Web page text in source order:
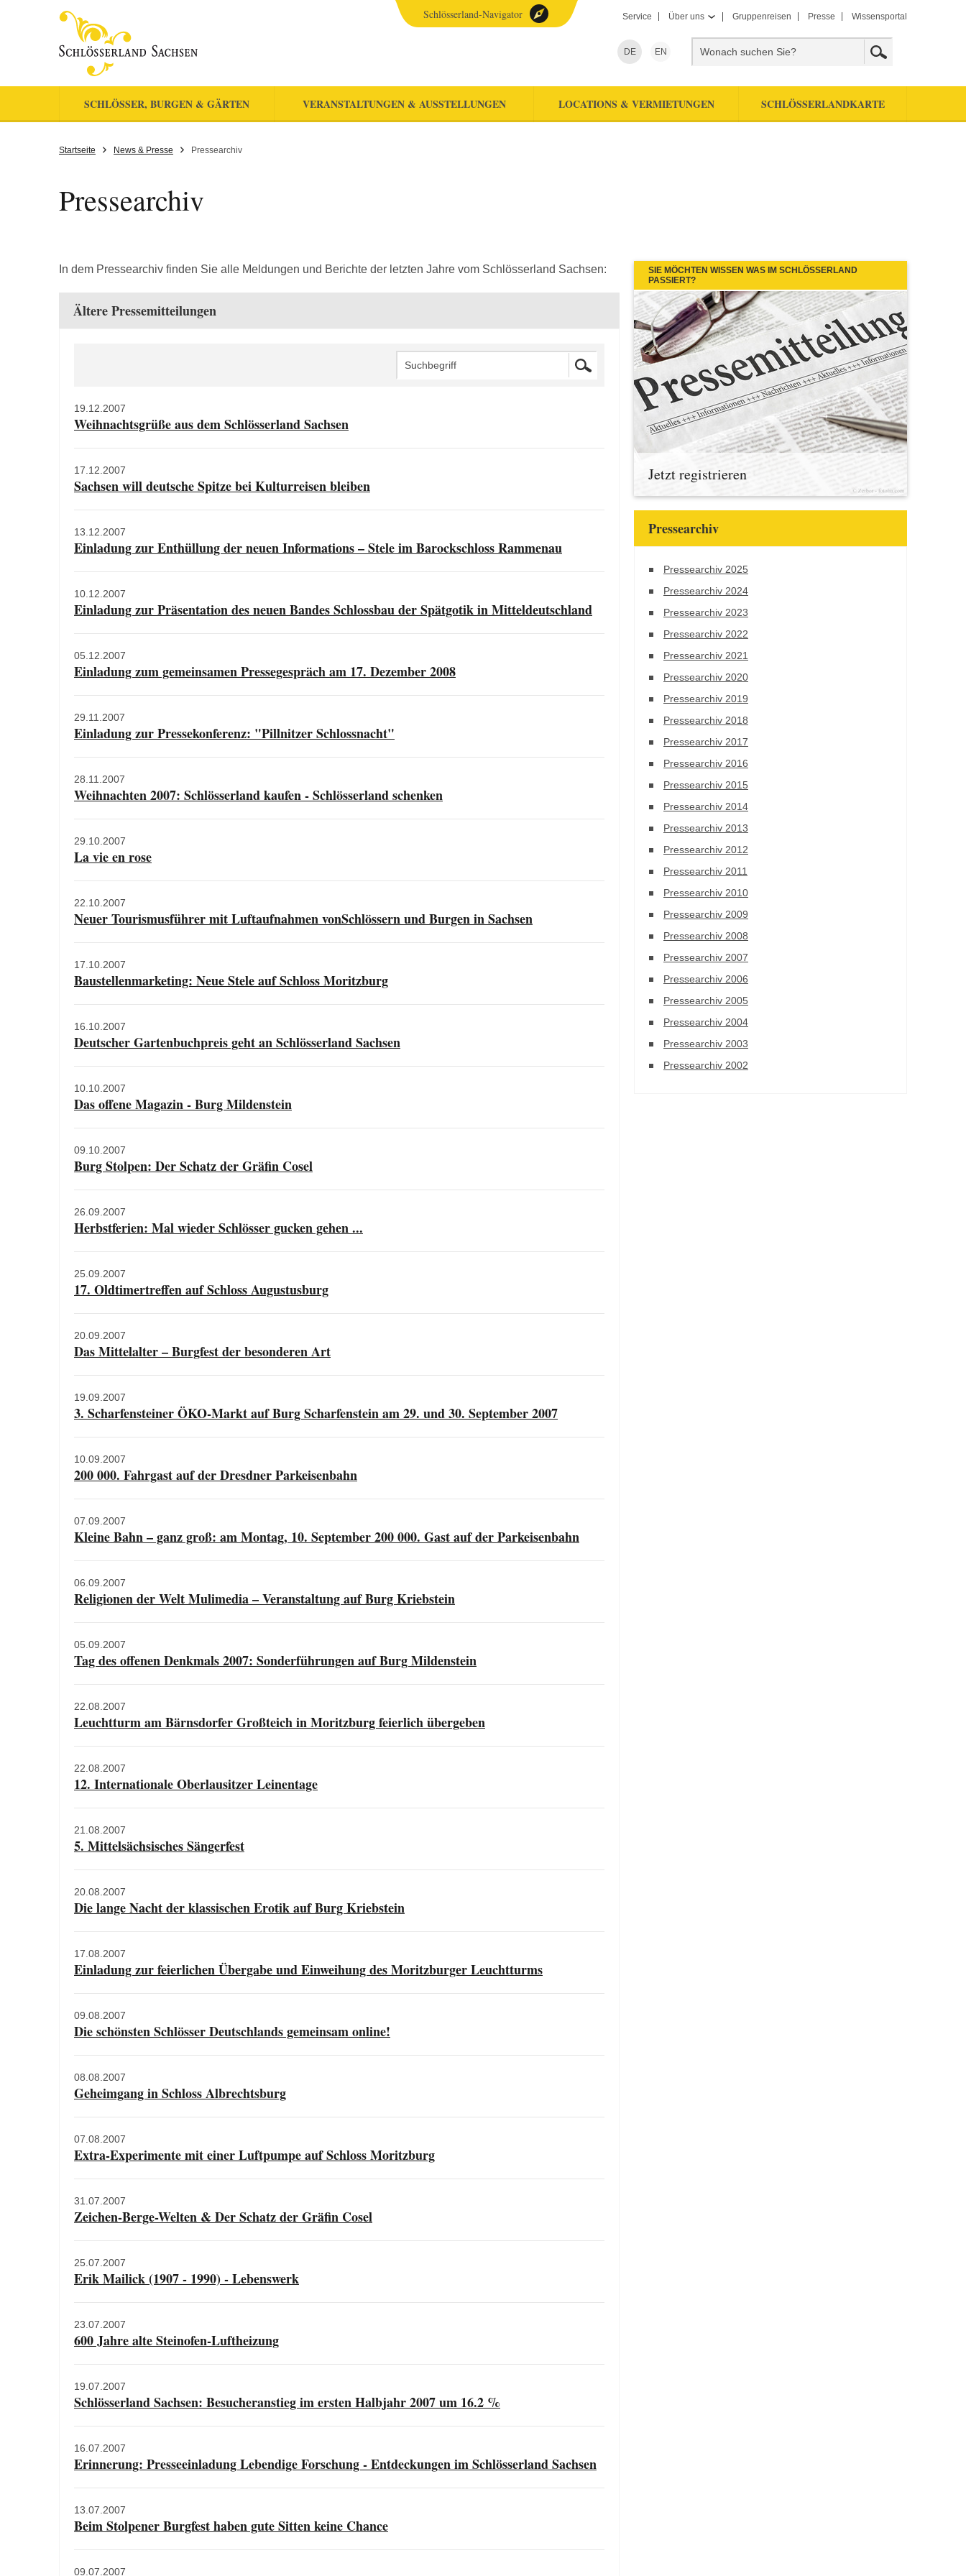
Service Über uns Gruppenreisen Presse Wissensportal
DE EN
SCHLÖSSER, BURGEN & GÄRTEN VERANSTALTUNGEN & AUSSTELLUNGEN LOCATIONS & VERMIETUNGEN SCHLÖSSERLANDKARTE
Schlösserland-Navigator
Startseite News & Presse Pressearchiv
Pressearchiv
In dem Pressearchiv finden Sie alle Meldungen und Berichte der letzten Jahre vom Schlösserland Sachsen:
Ältere Pressemitteilungen
19.12.2007
Weihnachtsgrüße aus dem Schlösserland Sachsen
17.12.2007
Sachsen will deutsche Spitze bei Kulturreisen bleiben
13.12.2007
Einladung zur Enthüllung der neuen Informations – Stele im Barockschloss Rammenau
10.12.2007
Einladung zur Präsentation des neuen Bandes Schlossbau der Spätgotik in Mitteldeutschland
05.12.2007
Einladung zum gemeinsamen Pressegespräch am 17. Dezember 2008
29.11.2007
Einladung zur Pressekonferenz: "Pillnitzer Schlossnacht"
28.11.2007
Weihnachten 2007: Schlösserland kaufen - Schlösserland schenken
29.10.2007
La vie en rose
22.10.2007
Neuer Tourismusführer mit Luftaufnahmen vonSchlössern und Burgen in Sachsen
17.10.2007
Baustellenmarketing: Neue Stele auf Schloss Moritzburg
16.10.2007
Deutscher Gartenbuchpreis geht an Schlösserland Sachsen
10.10.2007
Das offene Magazin - Burg Mildenstein
09.10.2007
Burg Stolpen: Der Schatz der Gräfin Cosel
26.09.2007
Herbstferien: Mal wieder Schlösser gucken gehen ...
25.09.2007
17. Oldtimertreffen auf Schloss Augustusburg
20.09.2007
Das Mittelalter – Burgfest der besonderen Art
19.09.2007
3. Scharfensteiner ÖKO-Markt auf Burg Scharfenstein am 29. und 30. September 2007
10.09.2007
200 000. Fahrgast auf der Dresdner Parkeisenbahn
07.09.2007
Kleine Bahn – ganz groß: am Montag, 10. September 200 000. Gast auf der Parkeisenbahn
06.09.2007
Religionen der Welt Mulimedia – Veranstaltung auf Burg Kriebstein
05.09.2007
Tag des offenen Denkmals 2007: Sonderführungen auf Burg Mildenstein
22.08.2007
Leuchtturm am Bärnsdorfer Großteich in Moritzburg feierlich übergeben
22.08.2007
12. Internationale Oberlausitzer Leinentage
21.08.2007
5. Mittelsächsisches Sängerfest
20.08.2007
Die lange Nacht der klassischen Erotik auf Burg Kriebstein
17.08.2007
Einladung zur feierlichen Übergabe und Einweihung des Moritzburger Leuchtturms
09.08.2007
Die schönsten Schlösser Deutschlands gemeinsam online!
08.08.2007
Geheimgang in Schloss Albrechtsburg
07.08.2007
Extra-Experimente mit einer Luftpumpe auf Schloss Moritzburg
31.07.2007
Zeichen-Berge-Welten & Der Schatz der Gräfin Cosel
25.07.2007
Erik Mailick (1907 - 1990) - Lebenswerk
23.07.2007
600 Jahre alte Steinofen-Luftheizung
19.07.2007
Schlösserland Sachsen: Besucheranstieg im ersten Halbjahr 2007 um 16.2 %
16.07.2007
Erinnerung: Presseeinladung Lebendige Forschung - Entdeckungen im Schlösserland Sachsen
13.07.2007
Beim Stolpener Burgfest haben gute Sitten keine Chance
09.07.2007
SIE MÖCHTEN WISSEN WAS IM SCHLÖSSERLAND
PASSIERT?
Jetzt registrieren
Pressearchiv
Pressearchiv 2025
Pressearchiv 2024
Pressearchiv 2023
Pressearchiv 2022
Pressearchiv 2021
Pressearchiv 2020
Pressearchiv 2019
Pressearchiv 2018
Pressearchiv 2017
Pressearchiv 2016
Pressearchiv 2015
Pressearchiv 2014
Pressearchiv 2013
Pressearchiv 2012
Pressearchiv 2011
Pressearchiv 2010
Pressearchiv 2009
Pressearchiv 2008
Pressearchiv 2007
Pressearchiv 2006
Pressearchiv 2005
Pressearchiv 2004
Pressearchiv 2003
Pressearchiv 2002